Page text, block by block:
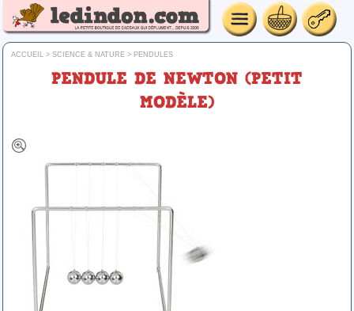
ACCUEIL > SCIENCE & NATURE > PENDULES
PENDULE DE NEWTON (PETIT
MODÈLE)